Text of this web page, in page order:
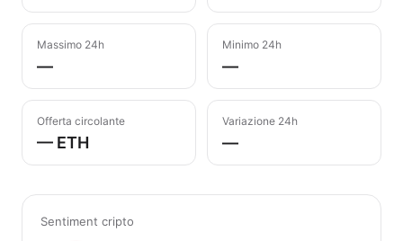
Massimo 24h
—
Minimo 24h
—
Offerta circolante
— ETH
Variazione 24h
—
Sentiment cripto